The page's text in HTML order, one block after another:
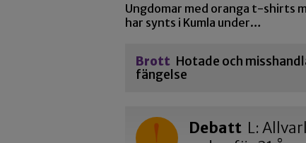
Ungdomar med oranga t-shirts
har synts i Kumla under…
Brott Hotade och
fängelse
Debatt L: